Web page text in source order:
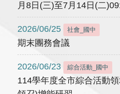
月8日(三)至7月14日(二
2026/06/25 社會_國中
期末團務會議
2026/06/23 綜合活動_國中
114學年度全市綜合活動